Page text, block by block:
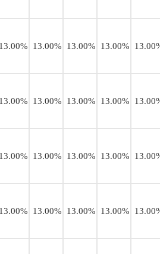
13.00% 13.00% 13.00% 13.00%
13.00% 13.00% 13.00% 13.00%
13.00% 13.00% 13.00% 13.00%
13.00% 13.00% 13.00% 13.00%